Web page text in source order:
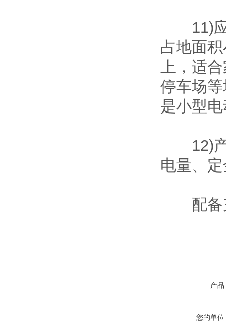
11)应
占地面
上，适
停车场
是小型
12)产
电量、
配备
产品
您的单位